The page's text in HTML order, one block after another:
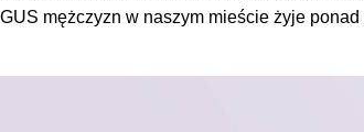
mężczyzn w naszym mieście żyje